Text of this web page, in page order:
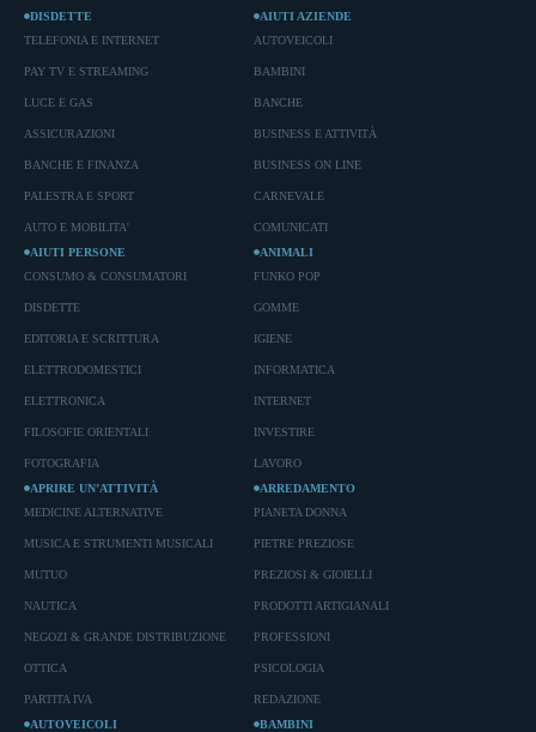
DISDETTE
TELEFONIA E INTERNET
PAY TV E STREAMING
LUCE E GAS
ASSICURAZIONI
BANCHE E FINANZA
PALESTRA E SPORT
AUTO E MOBILITA'
AIUTI AZIENDE
AUTOVEICOLI
BAMBINI
BANCHE
BUSINESS E ATTIVITÀ
BUSINESS ON LINE
CARNEVALE
COMUNICATI
AIUTI PERSONE
CONSUMO & CONSUMATORI
DISDETTE
EDITORIA E SCRITTURA
ELETTRODOMESTICI
ELETTRONICA
FILOSOFIE ORIENTALI
FOTOGRAFIA
ANIMALI
FUNKO POP
GOMME
IGIENE
INFORMATICA
INTERNET
INVESTIRE
LAVORO
APRIRE UN’ATTIVITÀ
MEDICINE ALTERNATIVE
MUSICA E STRUMENTI MUSICALI
MUTUO
NAUTICA
NEGOZI & GRANDE DISTRIBUZIONE
OTTICA
PARTITA IVA
ARREDAMENTO
PIANETA DONNA
PIETRE PREZIOSE
PREZIOSI & GIOIELLI
PRODOTTI ARTIGIANALI
PROFESSIONI
PSICOLOGIA
REDAZIONE
AUTOVEICOLI
BAMBINI